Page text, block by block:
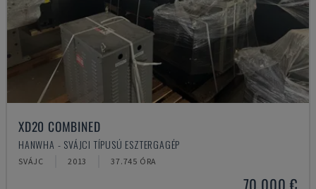
XD20 COMBINED
HANWHA - SVÁJCI TÍPUSÚ ESZTERGAGÉP
SVÁJC 2013 37.745 ÓRA
70,000 €